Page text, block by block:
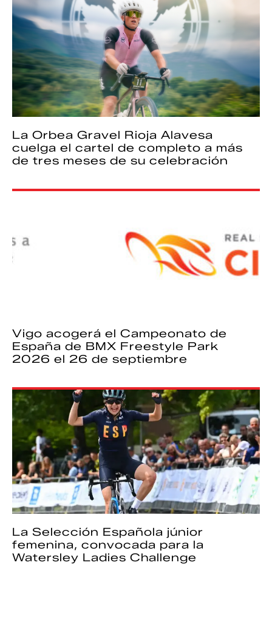
La Orbea Gravel Rioja Alavesa
cuelga el cartel de completo a más
de tres meses de su celebración
Vigo acogerá el Campeonato de
España de BMX Freestyle Park
2026 el 26 de septiembre
La Selección Española júnior
femenina, convocada para la
Watersley Ladies Challenge